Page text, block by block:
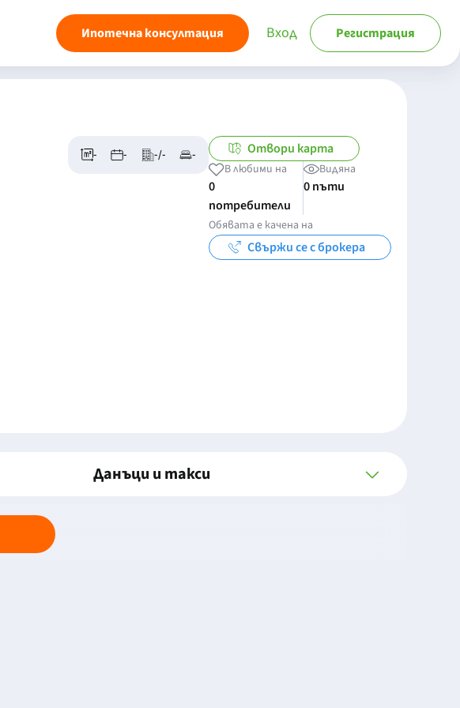
Ипотечна консултация Вход Регистрация
- - -/- - Отвори карта
В любими на
0
потребители
Видяна
0 пъти
Обявата е качена на
Свържи се с брокера
Данъци и такси